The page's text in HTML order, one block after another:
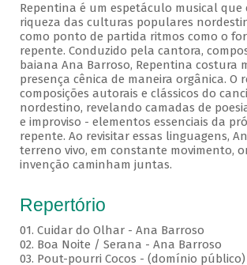
Repentina é um espetáculo musical que
riqueza das culturas populares
como ponto de partida ritmos como o
repente. Conduzido pela cantora,
baiana Ana Barroso, Repentina costura
presença cênica de maneira orgânica. O
composições autorais e clássicos do
nordestino, revelando camadas de
e improviso - elementos essenciais da
repente. Ao revisitar essas linguagens,
terreno vivo, em constante movimento,
invenção caminham juntas.
Repertório
01. Cuidar do Olhar - Ana Barroso
02. Boa Noite / Serana - Ana Barroso
03. Pout-pourri Cocos - (domínio público)